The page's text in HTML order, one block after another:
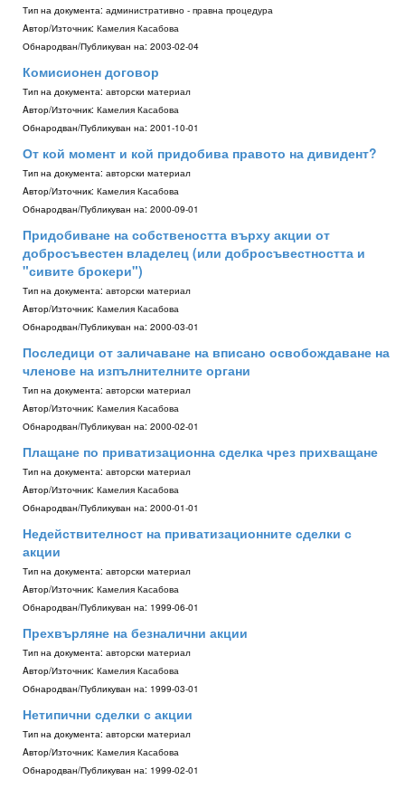
Тип на документа: административно - правна процедура
Aвтор/Източник: Камелия Касабова
Обнародван/Публикуван на: 2003-02-04
Комисионен договор
Тип на документа: авторски материал
Aвтор/Източник: Камелия Касабова
Обнародван/Публикуван на: 2001-10-01
От кой момент и кой придобива правото на дивидент?
Тип на документа: авторски материал
Aвтор/Източник: Камелия Касабова
Обнародван/Публикуван на: 2000-09-01
Придобиване на собствеността върху акции от
добросъвестен владелец (или добросъвестността и
"сивите брокери")
Тип на документа: авторски материал
Aвтор/Източник: Камелия Касабова
Обнародван/Публикуван на: 2000-03-01
Последици от заличаване на вписано освобождаване на
членове на изпълнителните органи
Тип на документа: авторски материал
Aвтор/Източник: Камелия Касабова
Обнародван/Публикуван на: 2000-02-01
Плащане по приватизационна сделка чрез прихващане
Тип на документа: авторски материал
Aвтор/Източник: Камелия Касабова
Обнародван/Публикуван на: 2000-01-01
Недействителност на приватизационните сделки с
акции
Тип на документа: авторски материал
Aвтор/Източник: Камелия Касабова
Обнародван/Публикуван на: 1999-06-01
Прехвърляне на безналични акции
Тип на документа: авторски материал
Aвтор/Източник: Камелия Касабова
Обнародван/Публикуван на: 1999-03-01
Нетипични сделки с акции
Тип на документа: авторски материал
Aвтор/Източник: Камелия Касабова
Обнародван/Публикуван на: 1999-02-01